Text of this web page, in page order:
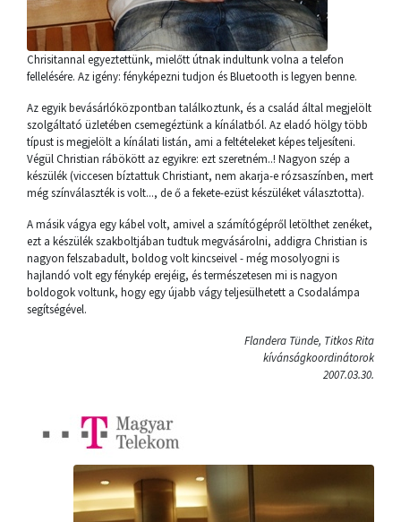
Chrisitannal egyeztettünk, mielőtt útnak indultunk volna a telefon
fellelésére. Az igény: fényképezni tudjon és Bluetooth is legyen benne.
Az egyik bevásárlóközpontban találkoztunk, és a család által megjelölt
szolgáltató üzletében csemegéztünk a kínálatból. Az eladó hölgy több
típust is megjelölt a kínálati listán, ami a feltételeket képes teljesíteni.
Végül Christian rábökött az egyikre: ezt szeretném..! Nagyon szép a
készülék (viccesen bíztattuk Christiant, nem akarja-e rózsaszínben, mert
még színválaszték is volt..., de ő a fekete-ezüst készüléket választotta).
A másik vágya egy kábel volt, amivel a számítógépről letölthet zenéket,
ezt a készülék szakboltjában tudtuk megvásárolni, addigra Christian is
nagyon felszabadult, boldog volt kincseivel - még mosolyogni is
hajlandó volt egy fénykép erejéig, és természetesen mi is nagyon
boldogok voltunk, hogy egy újabb vágy teljesülhetett a Csodalámpa
segítségével.
Flandera Tünde, Titkos Rita
kívánságkoordinátorok
2007.03.30.